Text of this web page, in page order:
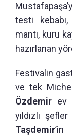
testi
mantı, kuru
hazırlanan
Festivalin
ve tek
Özdemir ev
yıldızlı şefler
Taşdemir